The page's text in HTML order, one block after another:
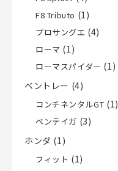
F8 Tributo (1)
プロサングエ (4)
ローマ (1)
ローマスパイダー (1)
ベントレー (4)
コンチネンタルGT (1)
ベンテイガ (3)
ホンダ (1)
フィット (1)